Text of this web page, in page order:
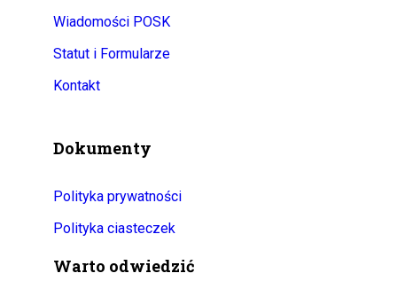
Wiadomości POSK
Statut i Formularze
Kontakt
Dokumenty
Polityka prywatności
Polityka ciasteczek
Warto odwiedzić